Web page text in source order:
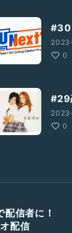
#30
0
#29
0
信者に！
配信